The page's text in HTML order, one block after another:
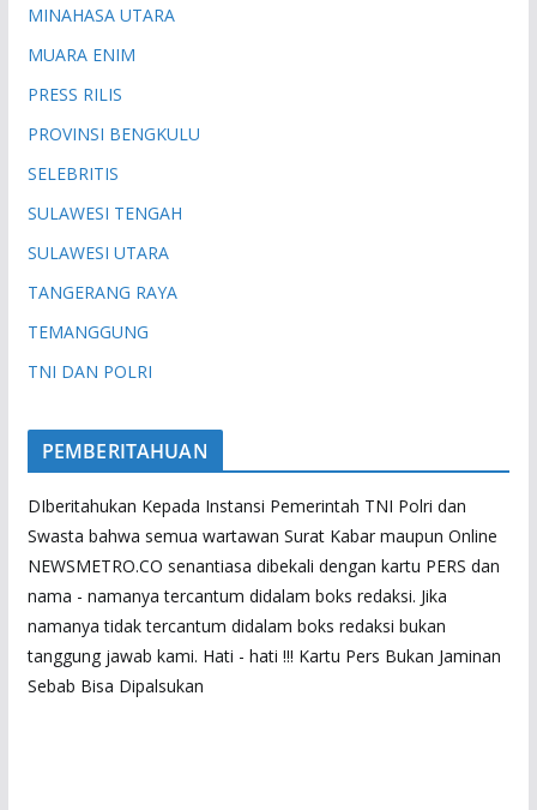
MINAHASA UTARA
MUARA ENIM
PRESS RILIS
PROVINSI BENGKULU
SELEBRITIS
SULAWESI TENGAH
SULAWESI UTARA
TANGERANG RAYA
TEMANGGUNG
TNI DAN POLRI
PEMBERITAHUAN
DIberitahukan Kepada Instansi Pemerintah TNI Polri dan
Swasta bahwa semua wartawan Surat Kabar maupun Online
NEWSMETRO.CO senantiasa dibekali dengan kartu PERS dan
nama - namanya tercantum didalam boks redaksi. Jika
namanya tidak tercantum didalam boks redaksi bukan
tanggung jawab kami. Hati - hati !!! Kartu Pers Bukan Jaminan
Sebab Bisa Dipalsukan